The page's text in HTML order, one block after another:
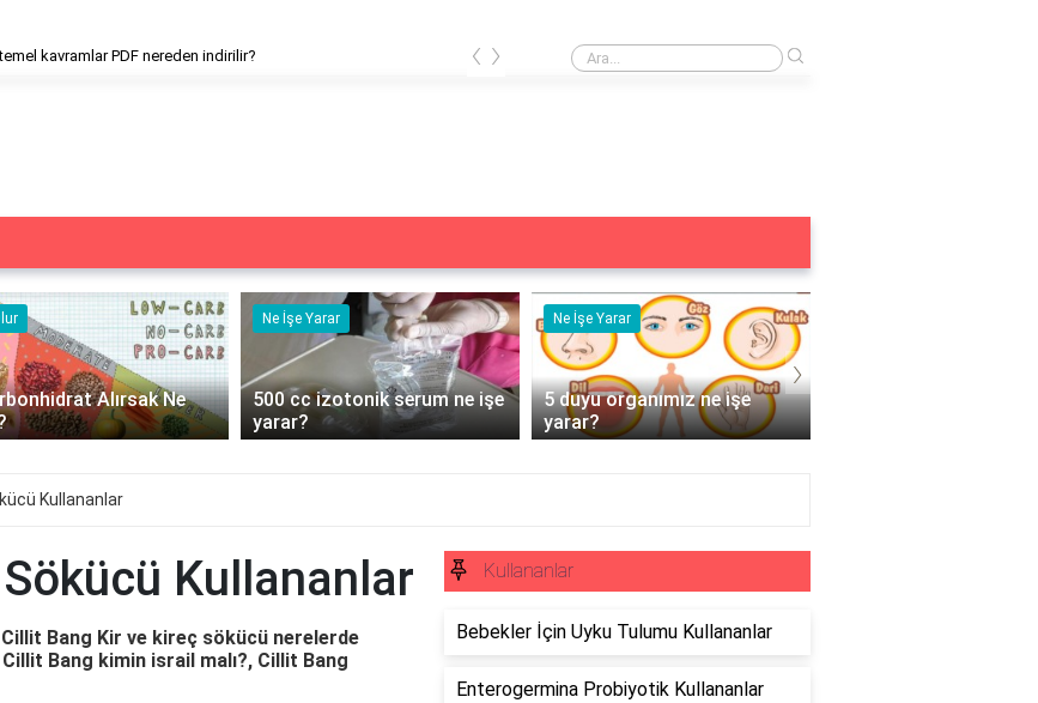
kavramlar PDF nereden indirilir? TYT Türkçe temel kavramlar PDF nereden indirilir?
‹ ›
Alırsak Ne
Ne İşe Yarar
500 cc izotonik serum ne işe
yarar?
Ne İşe Yarar
5 duyu organımız ne işe
yarar?
›
Kullananlar
Kullananlar
Bang Kir ve kireç sökücü nerelerde
Cillit Bang kimin israil malı?, Cillit Bang
Kullananlar
Bebekler İçin Uyku Tulumu Kullananlar
Enterogermina Probiyotik Kullananlar